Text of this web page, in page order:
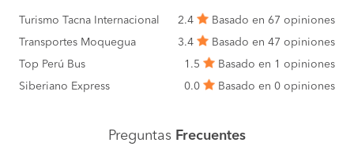
Turismo Tacna Internacional 2.4
Basado en 67 opiniones
Transportes Moquegua
3.4
Basado en 47 opiniones
Top Perú Bus
1.5
Basado en 1 opiniones
Siberiano Express
0.0 Basado en 0 opiniones
Preguntas Frecuentes